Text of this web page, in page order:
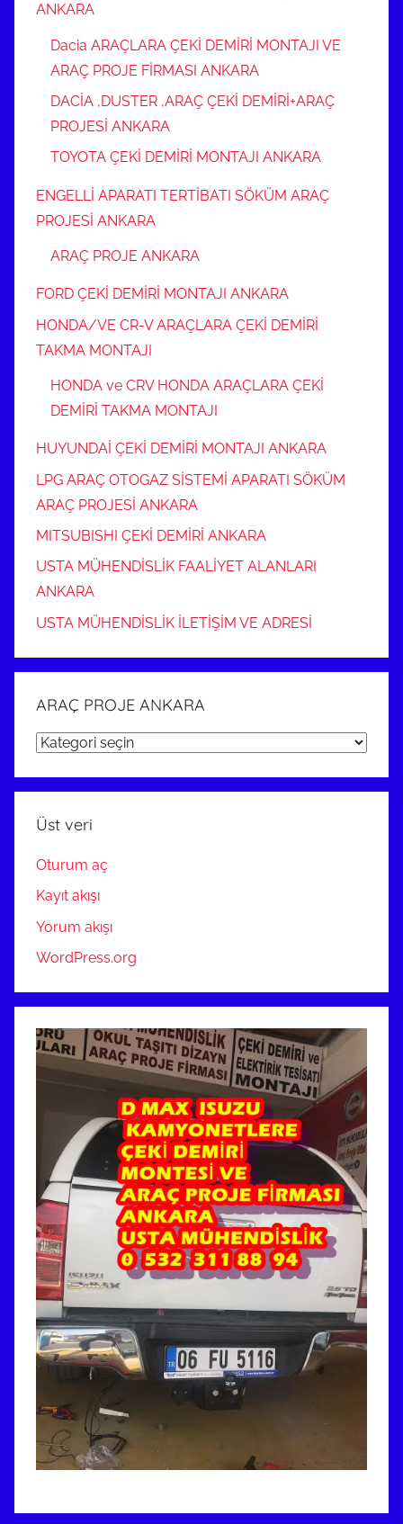
ANKARA
Dacia ARAÇLARA ÇEKİ DEMİRİ MONTAJI VE
ARAÇ PROJE FİRMASI ANKARA
DACİA ,DUSTER ,ARAÇ ÇEKİ DEMİRİ+ARAÇ
PROJESİ ANKARA
TOYOTA ÇEKİ DEMİRİ MONTAJI ANKARA
ENGELLİ APARATI TERTİBATI SÖKÜM ARAÇ
PROJESİ ANKARA
ARAÇ PROJE ANKARA
FORD ÇEKİ DEMİRİ MONTAJI ANKARA
HONDA/VE CR-V ARAÇLARA ÇEKİ DEMİRİ
TAKMA MONTAJI
HONDA ve CRV HONDA ARAÇLARA ÇEKİ
DEMİRİ TAKMA MONTAJI
HUYUNDAİ ÇEKİ DEMİRİ MONTAJI ANKARA
LPG ARAÇ OTOGAZ SİSTEMİ APARATI SÖKÜM
ARAÇ PROJESİ ANKARA
MITSUBISHI ÇEKİ DEMİRİ ANKARA
USTA MÜHENDİSLİK FAALİYET ALANLARI
ANKARA
USTA MÜHENDİSLİK İLETİŞİM VE ADRESİ
ARAÇ PROJE ANKARA
ARAÇ
ANKARA
Üst veri
Oturum aç
Kayıt akışı
Yorum akışı
WordPress.org